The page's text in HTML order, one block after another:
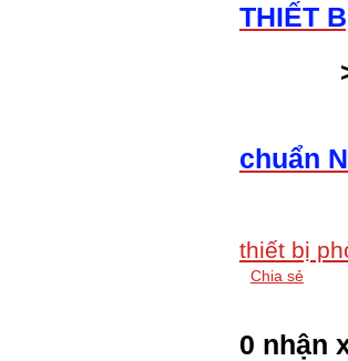
THIẾT
chuẩn
thiết bị
Chia sẻ
0 nhận